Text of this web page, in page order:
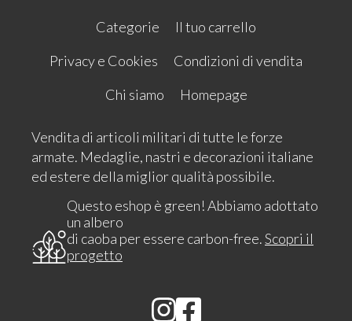
Categorie
Il tuo carrello
Privacy e Cookies
Condizioni di vendita
Chi siamo
Homepage
Vendita di articoli militari di tutte le forze
armate. Medaglie, nastri e decorazioni italiane
ed estere della miglior qualità possibile.
Questo eshop è green! Abbiamo adottato
un albero
di caoba per essere carbon-free.Scopri il
progetto